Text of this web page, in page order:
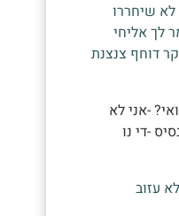
שיחררו
לך אליחי
דוחף צנצנת
-אני לא
-די נו
עזוב